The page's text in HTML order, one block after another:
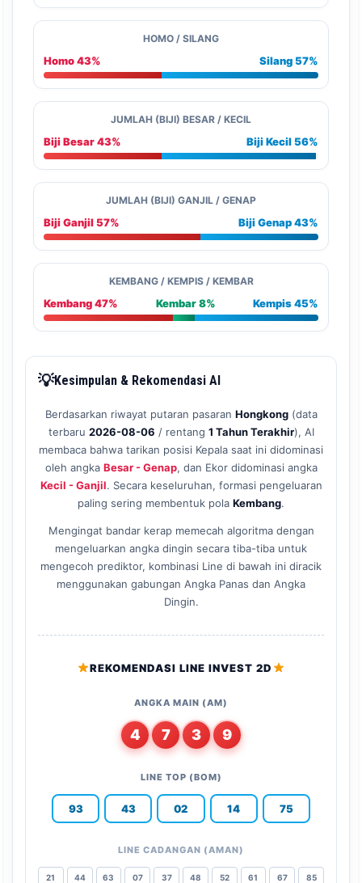
HOMO / SILANG
Homo 43% Silang 57%
JUMLAH (BIJI) BESAR / KECIL
Biji Besar 43% Biji Kecil 56%
JUMLAH (BIJI) GANJIL / GENAP
Biji Ganjil 57% Biji Genap 43%
KEMBANG / KEMPIS / KEMBAR
Kembang 47% Kembar 8% Kempis 45%
💡Kesimpulan & Rekomendasi AI
Berdasarkan riwayat putaran pasaran Hongkong(data
terbaru 2026-08-06 / rentang 1 Tahun Terakhir), AI
membaca bahwa tarikan posisi Kepala saat ini didominasi
oleh angka Besar - Genap, dan Ekor didominasi angka
Kecil - Ganjil. Secara keseluruhan, formasi pengeluaran
paling sering membentuk pola Kembang.
Mengingat bandar kerap memecah algoritma dengan
mengeluarkan angka dingin secara tiba-tiba untuk
mengecoh prediktor, kombinasi Line di bawah ini diracik
menggunakan gabungan Angka Panas dan Angka
Dingin.
REKOMENDASI LINE INVEST 2D
ANGKA MAIN (AM)
4 7 3 9
LINE TOP (BOM)
93 43 02 14 75
LINE CADANGAN (AMAN)
21 44 63 07 37 48 52 61 67 85